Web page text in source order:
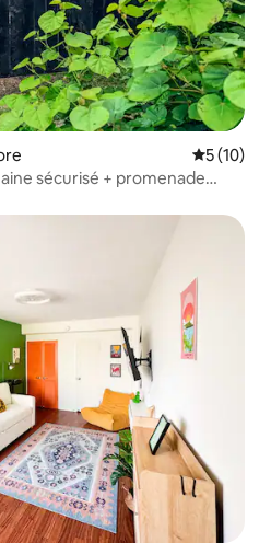
5 (10)
sécurisé + promenade